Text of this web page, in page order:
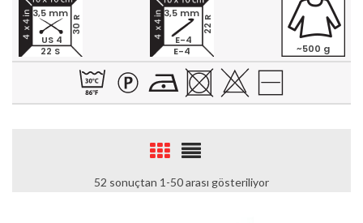
22 S
30 R
3,5 mm
US 4
E-4
22 R
3,5 mm
E-4
~500 g
52 sonuçtan 1-50 arası gösteriliyor